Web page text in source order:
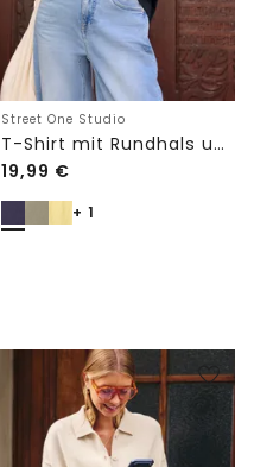
Street One Studio
T-Shirt mit Rundhals und Embroidery-Detail
19,99 €
+ 1